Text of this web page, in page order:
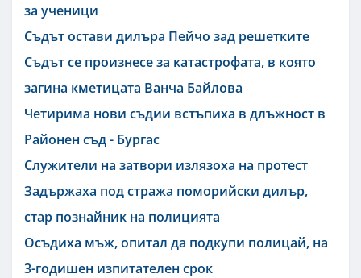
за ученици
Съдът остави дилъра Пейчо зад решетките
Съдът се произнесе за катастрофата, в която
загина кметицата Ванча Байлова
Четирима нови съдии встъпиха в длъжност в
Районен съд - Бургас
Служители на затвори излязоха на протест
Задържаха под стража поморийски дилър,
стар познайник на полицията
Осъдиха мъж, опитал да подкупи полицай, на
3-годишен изпитателен срок